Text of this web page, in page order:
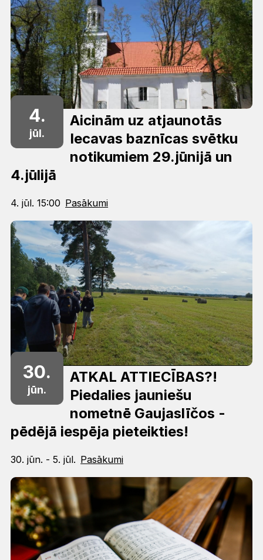
4.
jūl.
Aicinām uz atjaunotās
Iecavas baznīcas svētku
notikumiem 29.jūnijā un
4.jūlijā
4. jūl. 15:00 Pasākumi
30.
jūn.
ATKAL ATTIECĪBAS?!
Piedalies jauniešu
nometnē Gaujaslīčos -
pēdējā iespēja pieteikties!
30. jūn. - 5. jūl. Pasākumi